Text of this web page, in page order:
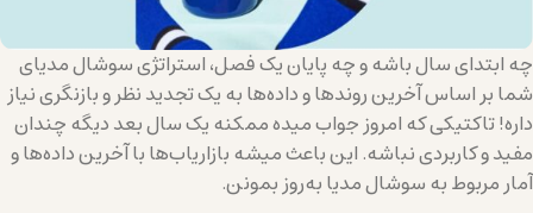
چه ابتدای سال باشه و چه پایان یک فصل، استراتژی سوشال مدیای
شما بر اساس آخرین روندها و داده‌ها به یک تجدید نظر و بازنگری نیاز
داره! تاکتیکی که امروز جواب میده ممکنه یک سال بعد دیگه چندان
مفید و کاربردی نباشه. این باعث میشه بازاریاب‌ها با آخرین داده‌ها و
آمار مربوط به سوشال مدیا به‌روز بمونن.